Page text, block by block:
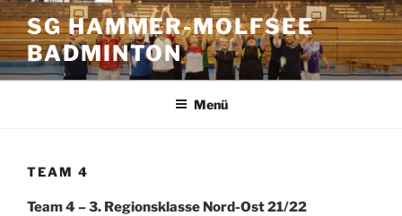
Zum
Inhalt
springen
SG HAMMER-MOLFSEE
BADMINTON
Menü
TEAM 4
Team 4 – 3. Regionsklasse Nord-Ost 21/22